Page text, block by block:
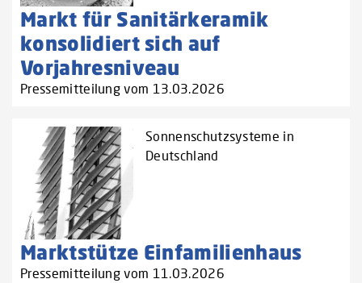
Markt für Sanitärkeramik
konsolidiert sich auf
Vorjahresniveau
Pressemitteilung vom 13.03.2026
Sonnenschutzsysteme in
Deutschland
Marktstütze Einfamilienhaus
Pressemitteilung vom 11.03.2026